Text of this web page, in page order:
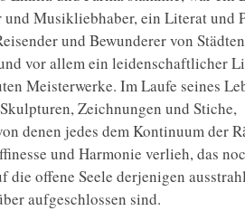
Musikliebhaber, ein Literat und
und Bewunderer von
vor allem ein leidenschaftlicher
Meisterwerke. Im Laufe seines
Zeichnungen und Stiche,
denen jedes dem Kontinuum der
und Harmonie verlieh, das
offene Seele derjenigen
aufgeschlossen sind.